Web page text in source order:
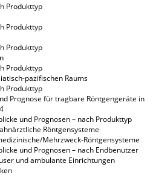
Produkttyp
Produkttyp
Produkttyp
Produkttyp
pazifischen Raums
Produkttyp
Prognose für tragbare Röntgengeräte in
und Prognosen – nach Produkttyp
Röntgensysteme
Mehrzweck-Röntgensysteme
und Prognosen – nach Endbenutzer
und ambulante Einrichtungen